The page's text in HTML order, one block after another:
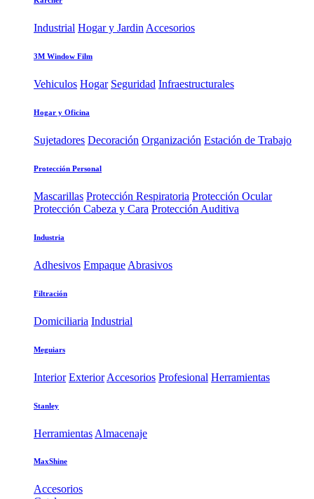
Industrial Hogar y Jardin Accesorios
3M Window Film
Vehiculos Hogar Seguridad Infraestructurales
Hogar y Oficina
Sujetadores Decoración Organización Estación de Trabajo
Protección Personal
Mascarillas Protección Respiratoria Protección Ocular
Protección Cabeza y Cara Protección Auditiva
Industria
Adhesivos Empaque Abrasivos
Filtración
Domiciliaria Industrial
Meguiars
Interior Exterior Accesorios Profesional Herramientas
Stanley
Herramientas Almacenaje
MaxShine
Accesorios